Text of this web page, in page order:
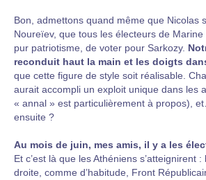
Bon, admettons quand même que Nicolas
Noureïev, que tous les électeurs de
pur patriotisme, de voter pour Sarkozy.
reconduit haut la main et les doigts
que cette figure de style soit réalisable.
aurait accompli un exploit unique dans les
« annal » est particulièrement à propos),
ensuite ?
Au mois de juin, mes amis, il y a les
Et c’est là que les Athéniens s’atteignirent
droite, comme d’habitude, Front